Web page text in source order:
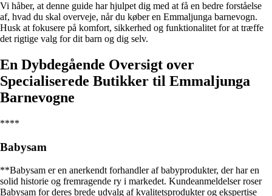
Vi håber, at denne guide har hjulpet dig med at få en bedre forståelse
af, hvad du skal overveje, når du køber en Emmaljunga barnevogn.
Husk at fokusere på komfort, sikkerhed og funktionalitet for at træffe
det rigtige valg for dit barn og dig selv.
En Dybdegående Oversigt over
Specialiserede Butikker til Emmaljunga
Barnevogne
****
Babysam
**Babysam er en anerkendt forhandler af babyprodukter, der har en
solid historie og fremragende ry i markedet. Kundeanmeldelser roser
Babysam for deres brede udvalg af kvalitetsprodukter og ekspertise